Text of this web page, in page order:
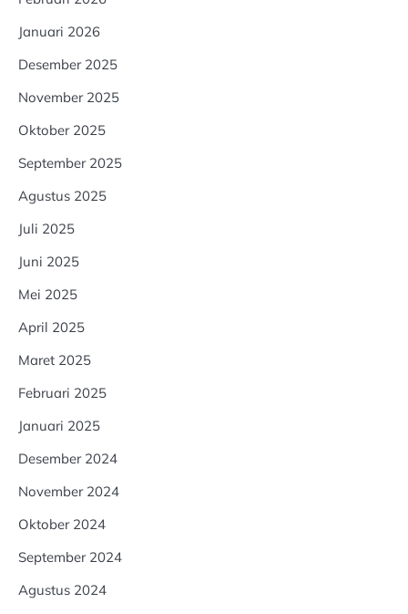
Januari 2026
Desember 2025
November 2025
Oktober 2025
September 2025
Agustus 2025
Juli 2025
Juni 2025
Mei 2025
April 2025
Maret 2025
Februari 2025
Januari 2025
Desember 2024
November 2024
Oktober 2024
September 2024
Agustus 2024